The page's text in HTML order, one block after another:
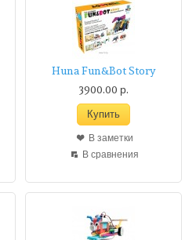
Huna Fun&Bot Story
3900.00 р.
В заметки
В сравнения